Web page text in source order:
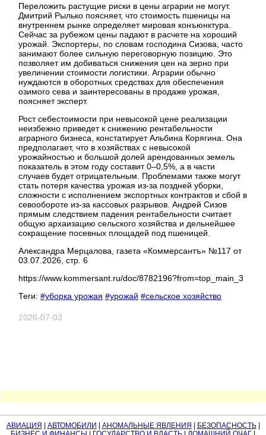
Переложить растущие риски в цены аграрии не могут.
Дмитрий Рылько поясняет, что стоимость пшеницы на
внутреннем рынке определяет мировая конъюнктура.
Сейчас за рубежом цены падают в расчете на хороший
урожай. Экспортеры, по словам господина Сизова, часто
занимают более сильную переговорную позицию. Это
позволяет им добиваться снижения цен на зерно при
увеличении стоимости логистики. Аграрии обычно
нуждаются в оборотных средствах для обеспечения
озимого сева и заинтересованы в продаже урожая,
поясняет эксперт.
Рост себестоимости при невысокой цене реализации
неизбежно приведет к снижению рентабельности
аграрного бизнеса, констатирует Альбина Корягина. Она
предполагает, что в хозяйствах с невысокой
урожайностью и большой долей арендованных земель
показатель в этом году составит 0–0,5%, а в части
случаев будет отрицательным. Проблемами также могут
стать потеря качества урожая из-за поздней уборки,
сложности с исполнением экспортных контрактов и сбой в
севообороте из-за кассовых разрывов. Андрей Сизов
прямым следствием падения рентабельности считает
общую архаизацию сельского хозяйства и дельнейшее
сокращение посевных площадей под пшеницей.
Александра Мерцалова, газета «Коммерсантъ» №117 от
03.07.2026, стр. 6
https://www.kommersant.ru/doc/8782196?from=top_main_3
Теги: #уборка урожая #урожай #сельское хозяйство
2026-07-03
АВИАЦИЯ | АВТОМОБИЛИ | АНОМАЛЬНЫЕ ЯВЛЕНИЯ | БЕЗОПАСНОСТЬ|